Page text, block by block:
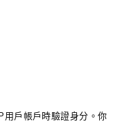
用戶帳戶時驗證身分。你